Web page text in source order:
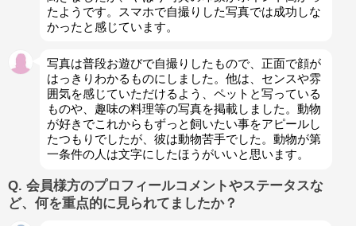
たようです。スマホで自撮りした写真では成功しな
かったと感じています。
写真は普段お遊びで自撮りしたもので、正面で顔が
はっきりわかるものにしました。他は、センスや雰
囲気を感じていただけるよう、ペットと写っている
ものや、趣味の料理等の写真を掲載しました。動物
が好きでこれからもずっと飼いたい事をアピールし
たつもりでしたが、彼は動物苦手でした。動物が第
一条件の人は文字にしたほうがいいと思います。
Q. 会員様方のプロフィールコメントやステータスな
ど、何を重点的に見られてましたか？